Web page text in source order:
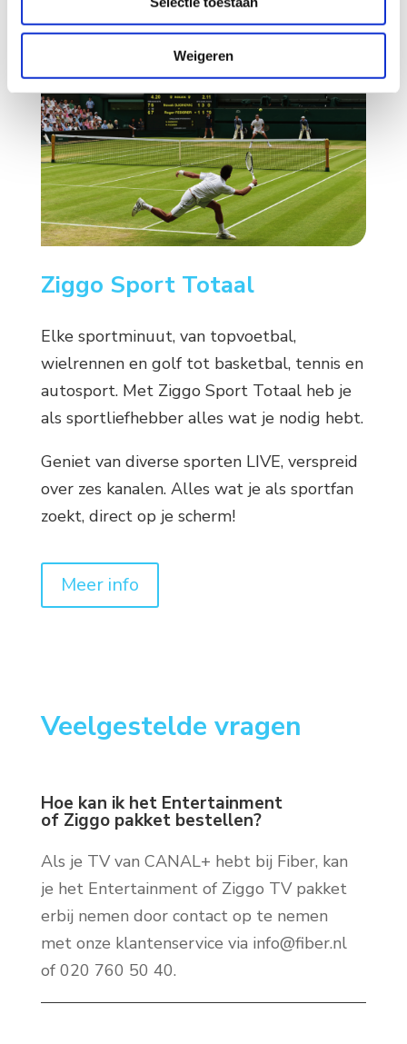
Weigeren
Ziggo Sport Totaal
Elke sportminuut, van topvoetbal,
wielrennen en golf tot basketbal, tennis en
autosport. Met Ziggo Sport Totaal heb je
als sportliefhebber alles wat je nodig hebt.
Geniet van diverse sporten LIVE, verspreid
over zes kanalen. Alles wat je als sportfan
zoekt, direct op je scherm!
Meer info
Veelgestelde vragen
Hoe kan ik het Entertainment
of Ziggo pakket bestellen?
Als je TV van CANAL+ hebt bij Fiber, kan
je het Entertainment of Ziggo TV pakket
erbij nemen door contact op te nemen
met onze klantenservice via info@fiber.nl
of 020 760 50 40.